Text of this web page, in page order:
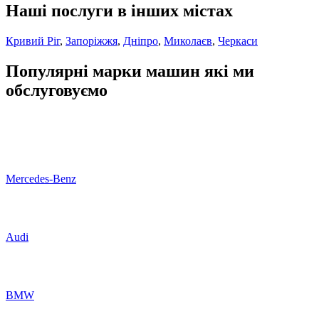
Наші послуги в інших містах
Кривий Ріг, Запоріжжя, Дніпро, Миколаєв, Черкаси
Популярні марки машин які ми
обслуговуємо
Mercedes-Benz
Audi
BMW